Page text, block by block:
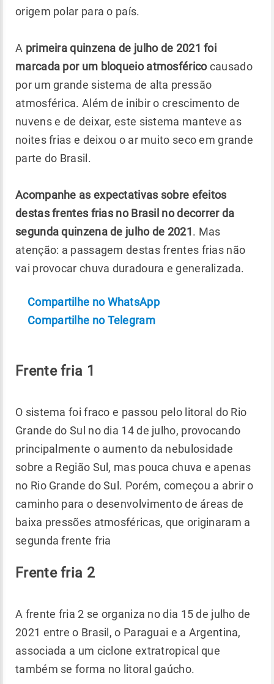
origem polar para o país.
A primeira quinzena de julho de 2021 foi
marcada por um bloqueio atmosféricocausado
por um grande sistema de alta pressão
atmosférica. Além de inibir o crescimento de
nuvens e de deixar, este sistema manteve as
noites frias e deixou o ar muito seco em grande
parte do Brasil.
Acompanhe as expectativas sobre efeitos
destas frentes frias no Brasil no decorrer da
segunda quinzena de julho de 2021. Mas
atenção: a passagem destas frentes frias não
vai provocar chuva duradoura e generalizada.
Compartilhe no WhatsApp
Compartilhe no Telegram
Frente fria 1
O sistema foi fraco e passou pelo litoral do Rio
Grande do Sul no dia 14 de julho, provocando
principalmente o aumento da nebulosidade
sobre a Região Sul, mas pouca chuva e apenas
no Rio Grande do Sul. Porém, começou a abrir o
caminho para o desenvolvimento de áreas de
baixa pressões atmosféricas, que originaram a
segunda frente fria
Frente fria 2
A frente fria 2 se organiza no dia 15 de julho de
2021 entre o Brasil, o Paraguai e a Argentina,
associada a um ciclone extratropical que
também se forma no litoral gaúcho.